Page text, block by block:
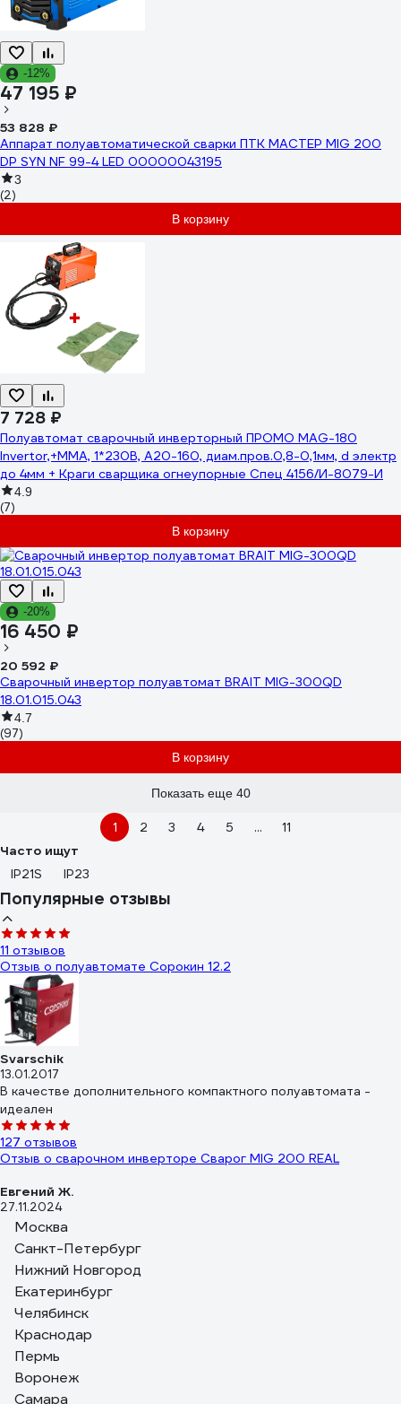
-12%
47 195 ₽
53 828 ₽
Аппарат полуавтоматической сварки ПТК МАСТЕР MIG 200
DP SYN NF 99-4 LED 00000043195
3
(2)
В корзину
7 728 ₽
Полуавтомат сварочный инверторный ПРОМО MAG-180
Invertor,+ММA, 1*230В, А20-160, диам.пров.0,8-0,1мм, d электр
до 4мм + Краги сварщика огнеупорные Спец 4156/И-8079-И
4.9
(7)
В корзину
-20%
16 450 ₽
20 592 ₽
Сварочный инвертор полуавтомат BRAIT MIG-300QD
18.01.015.043
4.7
(97)
В корзину
Показать еще 40
1 2 3 4 5 ...
11
Часто ищут
IP21S
IP23
Популярные отзывы
11 отзывов
Отзыв о полуавтомате Сорокин 12.2
Svarschik
13.01.2017
В качестве дополнительного компактного полуавтомата -
идеален
127 отзывов
Отзыв о сварочном инверторе Сварог MIG 200 REAL
Евгений Ж.
27.11.2024
Ремонтопригодность
2 отзыва
Отзыв о механизме подачи проволоки ПТК 45SSJ29-D
Вччеслав Т.
07.03.2022
Сломался сам движок, его отдельно не нашёл. Пришлось
брать весь механизм
Москва
Санкт-Петербург
Нижний Новгород
Екатеринбург
Челябинск
Краснодар
Пермь
Воронеж
Самара